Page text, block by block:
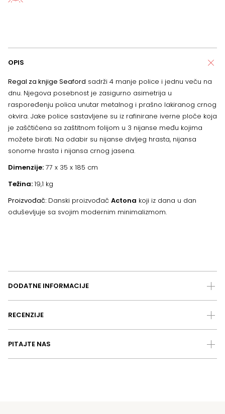
OPIS
Regal za knjige Seaford sadrži 4 manje police i jednu veču na
dnu. Njegova posebnost je zasigurno asimetrija u
raspoređenju polica unutar metalnog i prašno lakiranog crnog
okvira. Jake police sastavljene su iz rafinirane iverne ploče koja
je zaščtićena sa zaštitnom folijom u 3 nijanse među kojima
možete birati. Na odabir su nijanse divljeg hrasta, nijansa
sonome hrasta i nijansa crnog jasena.
Dimenzije: 77 x 35 x 185 cm
Težina:19,1 kg
Proizvođač: Danski proizvođač Actona koji iz dana u dan
oduševljuje sa svojim modernim minimalizmom.
DODATNE INFORMACIJE
RECENZIJE
PITAJTE NAS